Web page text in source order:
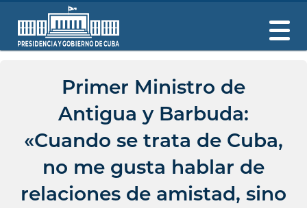
Primer Ministro de
Antigua y Barbuda:
«Cuando se trata de Cuba,
no me gusta hablar de
relaciones de amistad, sino